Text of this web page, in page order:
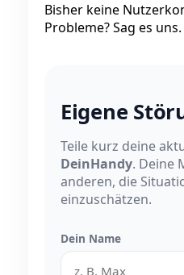
Bisher keine
Probleme? Sag es uns.
Eigene
Teile kurz deine
DeinHandy. Deine
anderen, die
einzuschätzen.
Dein Name